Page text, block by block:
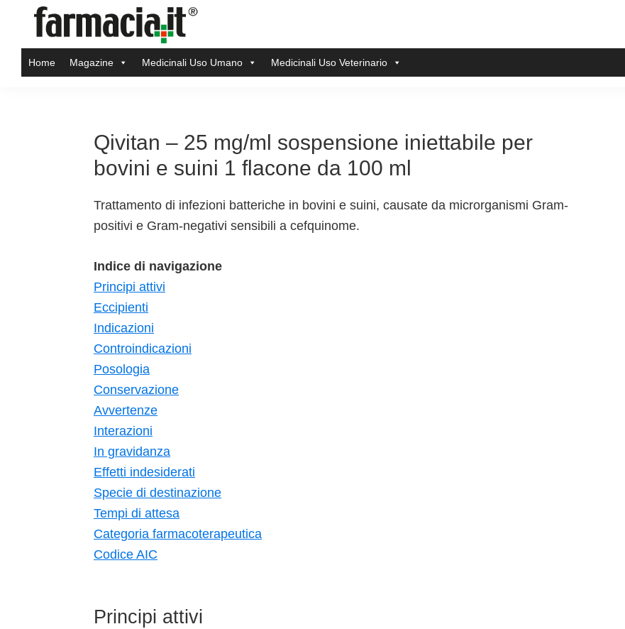
primary
main
primary
footerFarmacia.it
magazine
Home Magazine Medicinali Uso Umano Medicinali Uso Veterinario
Qivitan – 25 mg/ml sospensione iniettabile per
bovini e suini 1 flacone da 100 ml
Trattamento di infezioni batteriche in bovini e suini, causate da microrganismi Gram-
positivi e Gram-negativi sensibili a cefquinome.
Indice di navigazione
Principi attivi
Eccipienti
Indicazioni
Controindicazioni
Posologia
Conservazione
Avvertenze
Interazioni
In gravidanza
Effetti indesiderati
Specie di destinazione
Tempi di attesa
Categoria farmacoterapeutica
Codice AIC
Principi attivi